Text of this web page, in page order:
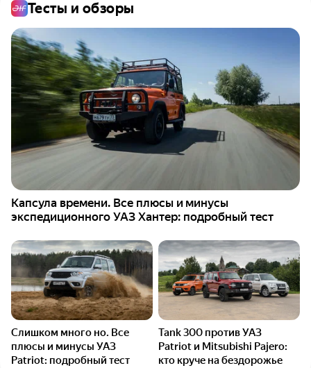
специальных служб. Начиная с 2005 г., заводом
производится современный полноприводный
внедорожник UAZ Patriot, признанный лучшим
автомобилем 2011 г. в России.
Тесты и обзоры
Капсула времени. Все плюсы и минусы
экспедиционного УАЗ Хантер: подробный тест
Слишком много но. Все
плюсы и минусы УАЗ
Patriot: подробный тест
Tank 300 против УАЗ
Patriot и Mitsubishi Pajero:
кто круче на бездорожье